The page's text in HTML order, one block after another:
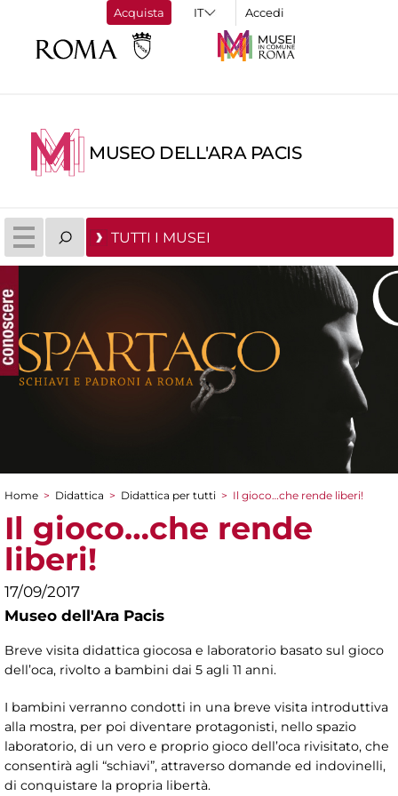
Acquista Accedi
MUSEO DELL'ARA PACIS
TUTTI I MUSEI
Tu sei qui
Home > Didattica > Didattica per tutti > Il gioco…che rende liberi!
Il gioco…che rende
liberi!
17/09/2017
Museo dell'Ara Pacis
Breve visita didattica giocosa e laboratorio basato sul gioco
dell’oca, rivolto a bambini dai 5 agli 11 anni.
I bambini verranno condotti in una breve visita introduttiva
alla mostra, per poi diventare protagonisti, nello spazio
laboratorio, di un vero e proprio gioco dell’oca rivisitato, che
consentirà agli “schiavi”, attraverso domande ed indovinelli,
di conquistare la propria libertà.